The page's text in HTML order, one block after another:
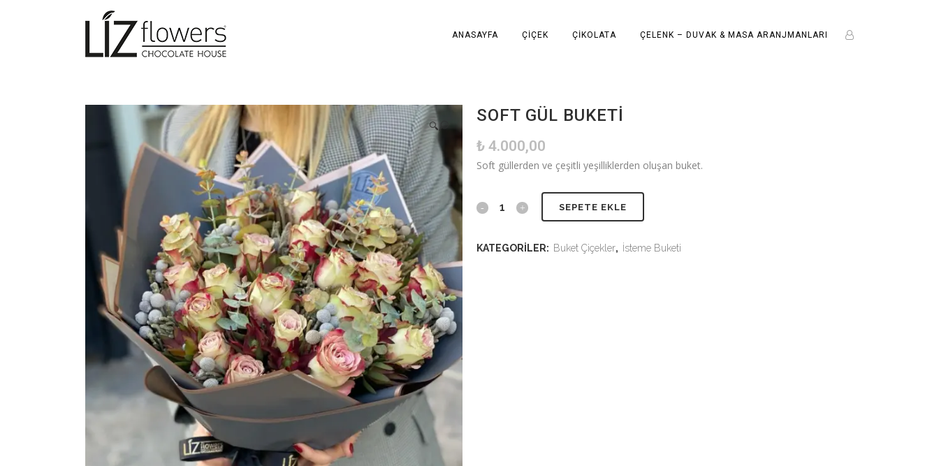
ANASAYFA ÇIÇEK ÇIKOLATA ÇELENK – DUVAK & MASA ARANJMANLARI
🔍
SOFT GÜL BUKETI
₺ 4.000,00
Soft güllerden ve çeşitli yeşilliklerden oluşan buket.
SEPETE EKLE
KATEGORILER: Buket Çiçekler, İsteme Buketi